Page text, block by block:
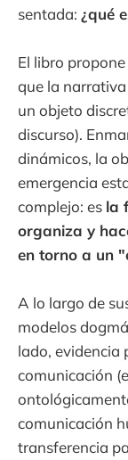
sentada: ¿qué
El libro
que la
un objeto
discurso).
dinámicos, la
emergencia
complejo: es la
organiza y
en torno a un
A lo largo de
modelos
lado, evidencia
comunicación
comunicación
transferencia